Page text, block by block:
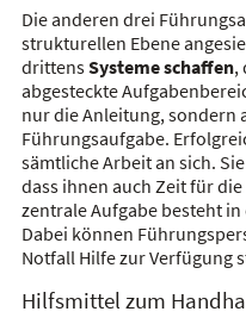
Die anderen drei
strukturellen Ebene
drittensSysteme schaffen,
abgesteckte
nur die Anleitung, sondern
Führungsaufgabe.
sämtliche Arbeit an sich.
dass ihnen auch Zeit für
zentrale Aufgabe besteht
Dabei können
Notfall Hilfe zur Verfügung
Hilfsmittel zum